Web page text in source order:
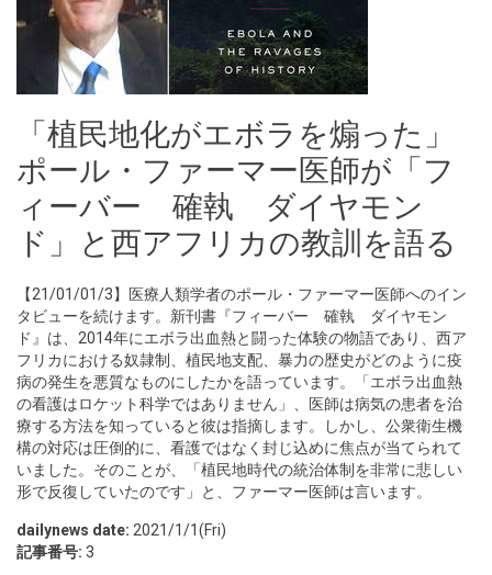
「植民地化がエボラを煽った」
ポール・ファーマー医師が「フ
ィーバー 確執 ダイヤモン
ド」と西アフリカの教訓を語る
【21/01/01/3】医療人類学者のポール・ファーマー医師へのイン
タビューを続けます。新刊書『フィーバー 確執 ダイヤモン
ド』は、2014年にエボラ出血熱と闘った体験の物語であり、西ア
フリカにおける奴隷制、植民地支配、暴力の歴史がどのように疫
病の発生を悪質なものにしたかを語っています。「エボラ出血熱
の看護はロケット科学ではありません」、医師は病気の患者を治
療する方法を知っていると彼は指摘します。しかし、公衆衛生機
構の対応は圧倒的に、看護ではなく封じ込めに焦点が当てられて
いました。そのことが、「植民地時代の統治体制を非常に悲しい
形で反復していたのです」と、ファーマー医師は言います。
dailynews date: 2021/1/1(Fri)
記事番号: 3